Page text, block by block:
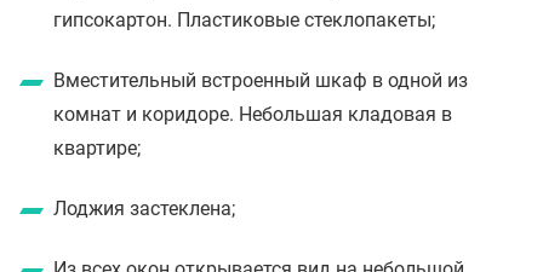
гипсокартон. Пластиковые стеклопакеты;
Вместительный встроенный шкаф в одной из
комнат и коридоре. Небольшая кладовая в
квартире;
Лоджия застеклена;